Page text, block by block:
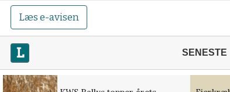
Læs e-avisen
SENESTE